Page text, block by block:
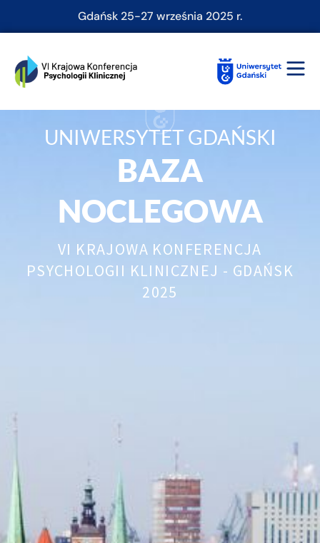
Gdańsk 25-27 września 2025 r.
UNIWERSYTET GDAŃSKI
BAZA
NOCLEGOWA
VI KRAJOWA KONFERENCJA
PSYCHOLOGII KLINICZNEJ - GDAŃSK
2025